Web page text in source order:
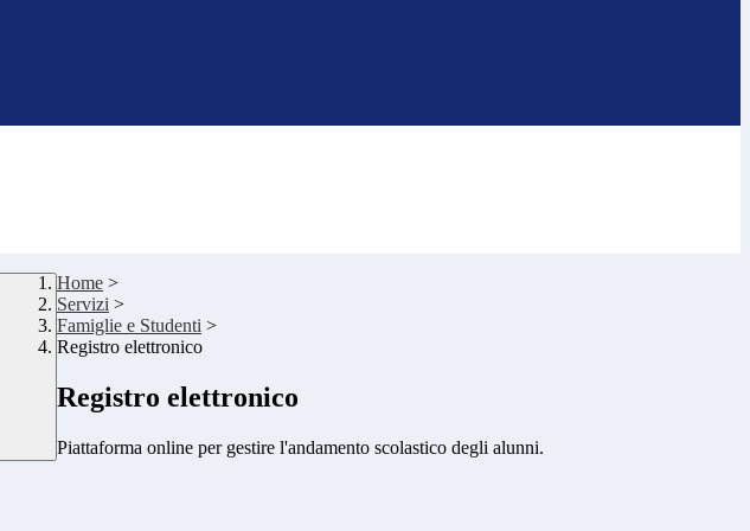
Home >
Servizi >
Famiglie e Studenti >
Registro elettronico
Registro elettronico
Piattaforma online per gestire l'andamento scolastico degli alunni.